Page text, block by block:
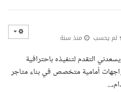
لم يحسب منذ سنة
التقدم لتنفيذه باحترافية
أمامية متخصص في بناء متاجر